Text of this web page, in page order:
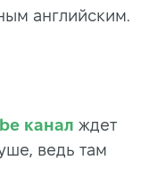
английским.
канал ждет
ведь там